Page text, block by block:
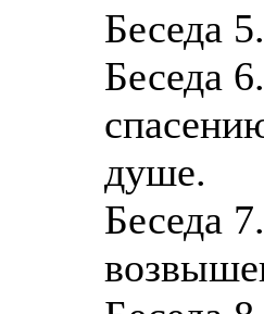
Беседа
Беседа
душе.
Беседа